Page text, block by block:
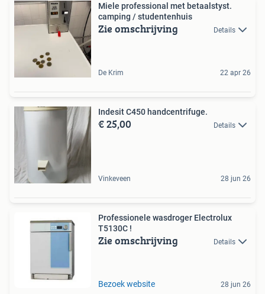
Miele professional met betaalstyst.
camping / studentenhuis
Zie omschrijving Details
De Krim 22 apr 26
Indesit C450 handcentrifuge.
€ 25,00 Details
Vinkeveen 28 jun 26
Professionele wasdroger Electrolux
T5130C !
Zie omschrijving Details
Bezoek website 28 jun 26